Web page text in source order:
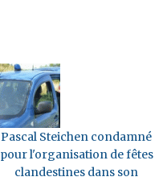
Pascal Steichen condamné
pour l'organisation de fêtes
clandestines dans son